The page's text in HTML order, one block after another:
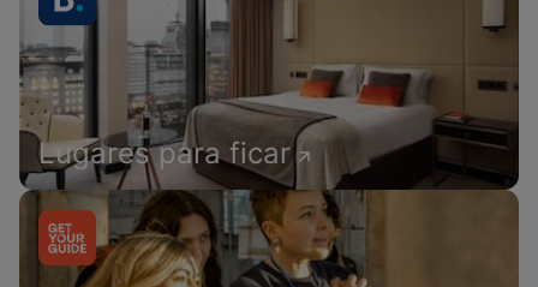
Lugares para ficar